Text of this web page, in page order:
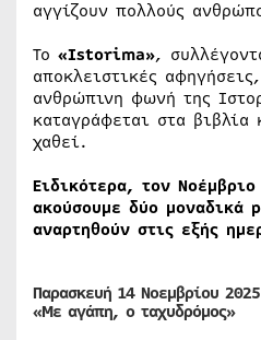
αγγίζουν πολλούς
Το «Istorima»,
αποκλειστικές
ανθρώπινη φωνή της
καταγράφεται στα
χαθεί.
Ειδικότερα, τον
ακούσουμε δύο μοναδικά
αναρτηθούν στις εξής
Παρασκευή 14 Νοεμβρίου 2025
«Με αγάπη, ο ταχυδρόμος»